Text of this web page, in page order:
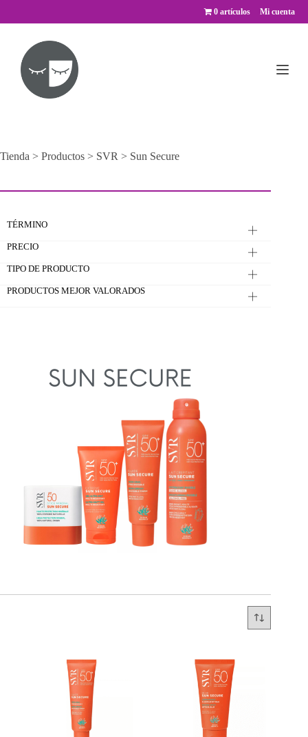
Mi cuenta
0 artículos
Tienda > Productos > SVR > Sun Secure
TÉRMINO
PRECIO
TIPO DE PRODUCTO
PRODUCTOS MEJOR VALORADOS